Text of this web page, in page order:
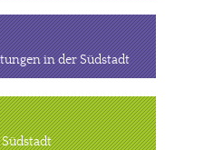
in der Südstadt